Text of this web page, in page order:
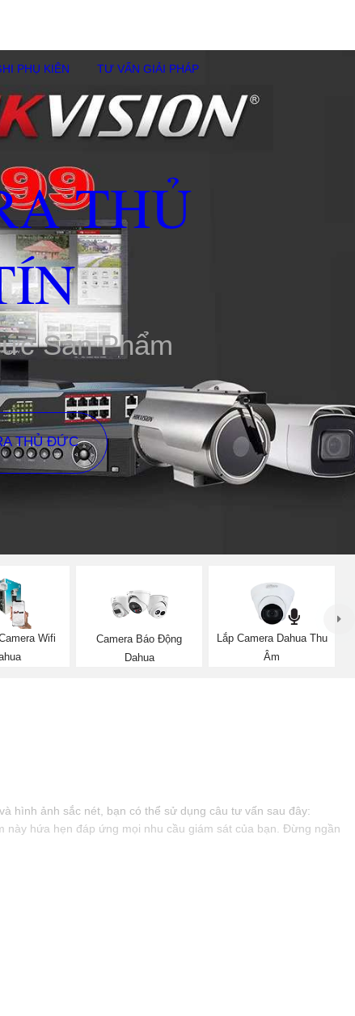
PHỤ KIÊN TƯ VẤN GIẢI PHÁP
THỦ
Sản Phẩm
THỦ ĐỨC
Wifi
Camera Báo Động
Dahua
Lắp Camera Dahua Thu
Âm
hình ảnh sắc nét, bạn có thể sử dụng câu tư vấn sau đây:
hứa hẹn đáp ứng mọi nhu cầu giám sát của bạn. Đừng ngần